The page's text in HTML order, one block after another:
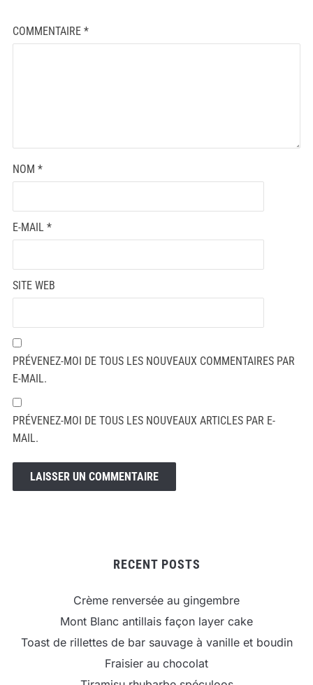
COMMENTAIRE *
NOM *
E-MAIL *
SITE WEB
PRÉVENEZ-MOI DE TOUS LES NOUVEAUX COMMENTAIRES PAR
E-MAIL.
PRÉVENEZ-MOI DE TOUS LES NOUVEAUX ARTICLES PAR E-
MAIL.
RECENT POSTS
Crème renversée au gingembre
Mont Blanc antillais façon layer cake
Toast de rillettes de bar sauvage à vanille et boudin
Fraisier au chocolat